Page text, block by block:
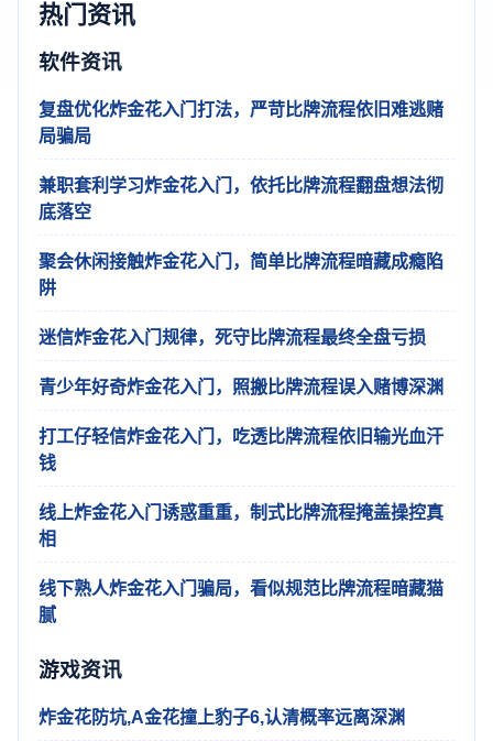
热门资讯
软件资讯
复盘优化炸金花入门打法，严苛比牌流程依旧难逃赌
局骗局
兼职套利学习炸金花入门，依托比牌流程翻盘想法彻
底落空
聚会休闲接触炸金花入门，简单比牌流程暗藏成瘾陷
阱
迷信炸金花入门规律，死守比牌流程最终全盘亏损
青少年好奇炸金花入门，照搬比牌流程误入赌博深渊
打工仔轻信炸金花入门，吃透比牌流程依旧输光血汗
钱
线上炸金花入门诱惑重重，制式比牌流程掩盖操控真
相
线下熟人炸金花入门骗局，看似规范比牌流程暗藏猫
腻
游戏资讯
炸金花防坑,A金花撞上豹子6,认清概率远离深渊